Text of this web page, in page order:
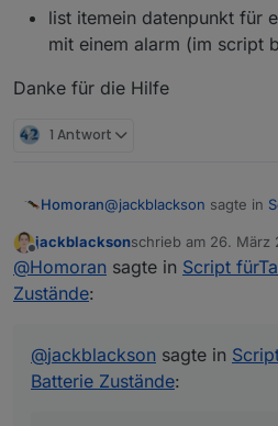
list itemein datenpunkt für
mit einem alarm (im script
Danke für die Hilfe
1 Antwort
Homoran@jackblackson sagte in
bei mir sieht es
Gibt es die Datenpunkte
bzw. ein Lowbat
Offline
jackblacksonschrieb am 26. März
zuletzt editiert von
@Homoran sagte in Script
Zustände:
@jackblackson sagte in
Batterie Zustände: